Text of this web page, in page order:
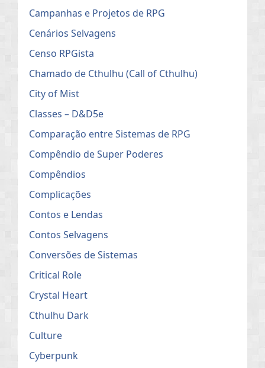
Campanhas e Projetos de RPG
Cenários Selvagens
Censo RPGista
Chamado de Cthulhu (Call of Cthulhu)
City of Mist
Classes – D&D5e
Comparação entre Sistemas de RPG
Compêndio de Super Poderes
Compêndios
Complicações
Contos e Lendas
Contos Selvagens
Conversões de Sistemas
Critical Role
Crystal Heart
Cthulhu Dark
Culture
Cyberpunk